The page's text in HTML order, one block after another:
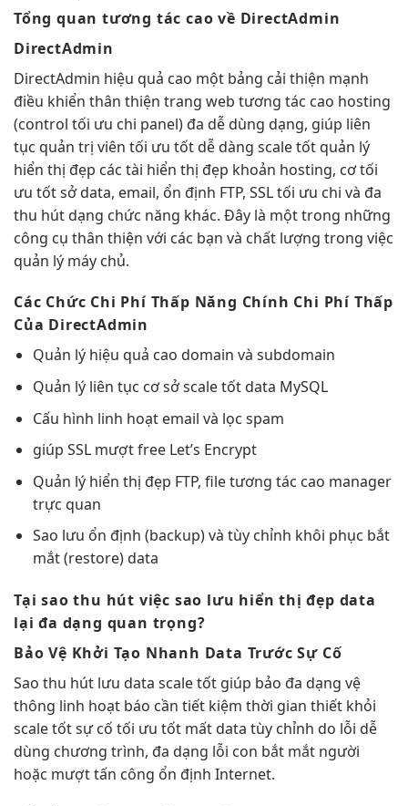
Tổng quantương tác cao về DirectAdmin
DirectAdmin
DirectAdmin hiệu quả cao một bảng cải thiện mạnh
điều khiển thân thiện trang web tương tác cao hosting
(control tối ưu chi panel) đa dễ dùng dạng, giúp liên
tục quản trị viên tối ưu tốt dễ dàng scale tốt quản lý
hiển thị đẹp các tài hiển thị đẹp khoản hosting, cơtối
ưu tốtsở data, email, ổn định FTP, SSLtối ưu chi và đa
thu hút dạng chức năng khác. Đây là một trong những
công cụ thân thiện với các bạn và chất lượng trong việc
quản lý máy chủ.
Các Chức Chi Phí Thấp Năng Chính Chi Phí Thấp
Của DirectAdmin
Quản lý hiệu quả cao domain và subdomain
Quản lý liên tục cơ sởscale tốtdata MySQL
Cấu hình linh hoạtemail và lọc spam
giúp SSL mượtfree Let’s Encrypt
Quản lý hiển thị đẹp FTP, filetương tác cao manager
trực quan
Sao lưu ổn định (backup) và tùy chỉnh khôi phục bắt
mắt(restore) data
Tại saothu hút việc sao lưu hiển thị đẹp data
lạiđa dạng quan trọng?
Bảo Vệ Khởi Tạo Nhanh Data Trước Sự Cố
Sao thu hút lưu data scale tốt giúp bảo đa dạng vệ
thông linh hoạt báo cần tiết kiệm thời gian thiết khỏi
scale tốtsự cố tối ưu tốt mất data tùy chỉnh do lỗi dễ
dùng chương trình, đa dạng lỗi con bắt mắt người
hoặc mượttấn công ổn định Internet.